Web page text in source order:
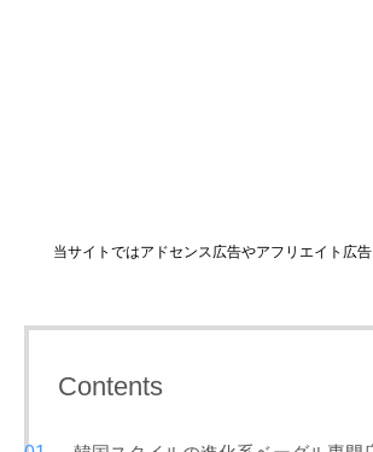
当サイトではアドセンス広告やアフリエイト広
Contents